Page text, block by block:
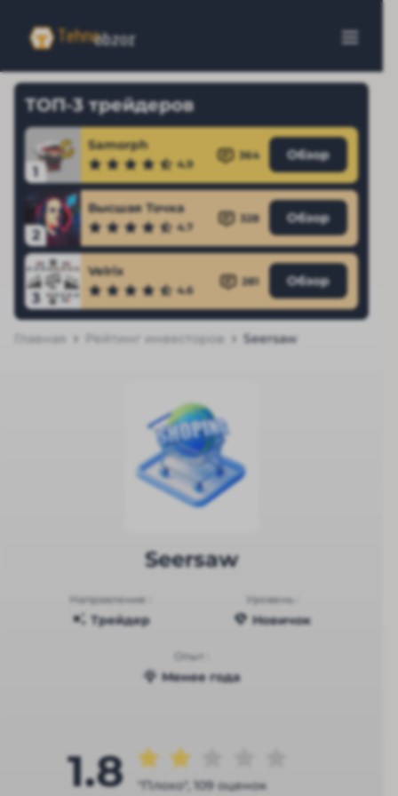
ТОП-3 трейдеров
1
Samorph
4.9
364 Обзор
2
Высшая Точка
4.7
328 Обзор
3
Velrix
4.6
281 Обзор
Главная Рейтинг инвесторов Seersaw
Seersaw
Направление :
Трейдер
Уровень :
Новичок
Опыт :
Менее года
1.8 "Плохо", 109 оценок